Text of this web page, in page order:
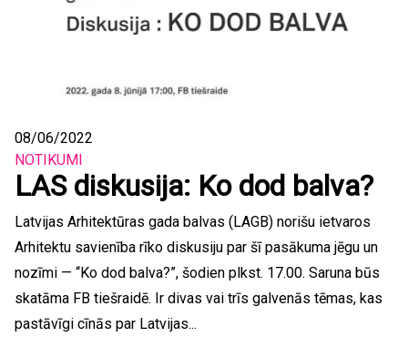
08/06/2022
NOTIKUMI
LAS diskusija: Ko dod balva?
Latvijas Arhitektūras gada balvas (LAGB) norišu ietvaros
Arhitektu savienība rīko diskusiju par šī pasākuma jēgu un
nozīmi — “Ko dod balva?”, šodien plkst. 17.00. Saruna būs
skatāma FB tiešraidē. Ir divas vai trīs galvenās tēmas, kas
pastāvīgi cīnās par Latvijas...